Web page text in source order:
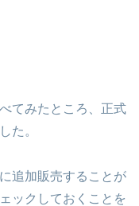
てみたところ、正式
た。
追加販売することが
ックしておくことを